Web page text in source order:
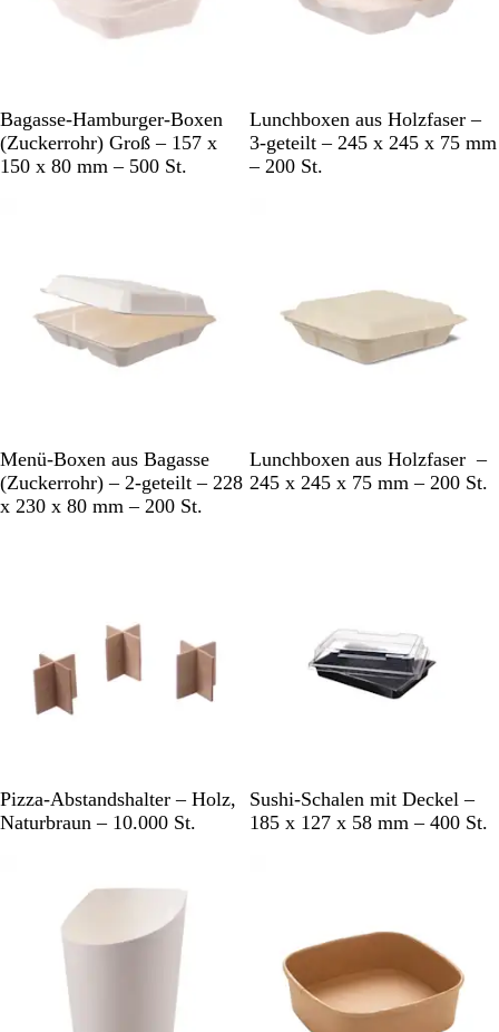
W
e
i
Bagasse-Hamburger-Boxen
(Zuckerrohr) Groß – 157 x
150 x 80 mm – 500 St.
W
e
i
Lunchboxen aus Holzfaser –
3-geteilt – 245 x 245 x 75 mm
– 200 St.
W
e
i
Menü-Boxen aus Bagasse
(Zuckerrohr) – 2-geteilt – 228
x 230 x 80 mm – 200 St.
W
e
Lunchboxen aus Holzfaser –
245 x 245 x 75 mm – 200 St.
B
r
Pizza-Abstandshalter – Holz,
Naturbraun – 10.000 St.
T
r
Sushi-Schalen mit Deckel –
185 x 127 x 58 mm – 400 St.